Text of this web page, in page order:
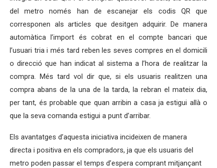
del metro només han de escanejar els codis QR que
corresponen als articles que desitgen adquirir. De manera
automàtica l’import és cobrat en el compte bancari que
l’usuari tria i més tard reben les seves compres en el domicili
o direcció que han indicat al sistema a l’hora de realitzar la
compra. Més tard vol dir que, si els usuaris realitzen una
compra abans de la una de la tarda, la rebran el mateix dia,
per tant, és probable que quan arribin a casa ja estigui allà o
que la seva comanda estigui a punt d’arribar.
Els avantatges d’aquesta iniciativa incideixen de manera
directa i positiva en els compradors, ja que els usuaris del
metro poden passar el temps d’espera comprant mitjançant